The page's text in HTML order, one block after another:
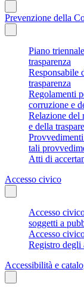
Prevenzione della
Piano
trasparenza
Responsabile
trasparenza
Regolamenti
corruzione e
Relazione del
e della
tali
Atti di
Accesso civico
Accesso
soggetti a
Accesso
Registro degli
Accessibilità e